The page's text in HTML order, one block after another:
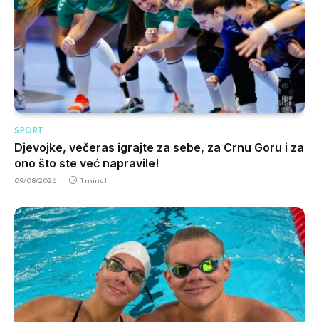
SPORT
Djevojke, večeras igrajte za sebe, za Crnu Goru i za
ono što ste već napravile!
09/08/2026 1 minut